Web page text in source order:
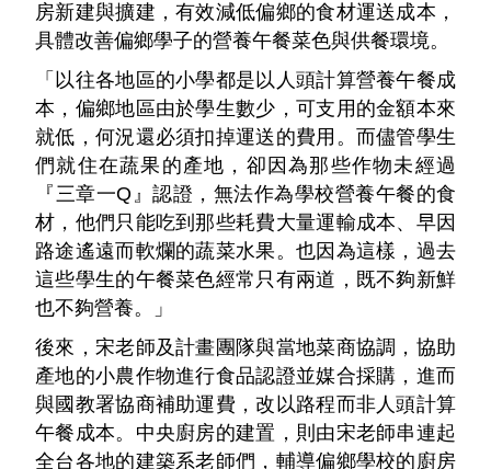
房新建與擴建，有效減低偏鄉的食材運送成本，
具體改善偏鄉學子的營養午餐菜色與供餐環境。
「以往各地區的小學都是以人頭計算營養午餐成
本，偏鄉地區由於學生數少，可支用的金額本來
就低，何況還必須扣掉運送的費用。而儘管學生
們就住在蔬果的產地，卻因為那些作物未經過
『三章一Q』認證，無法作為學校營養午餐的食
材，他們只能吃到那些耗費大量運輸成本、早因
路途遙遠而軟爛的蔬菜水果。也因為這樣，過去
這些學生的午餐菜色經常只有兩道，既不夠新鮮
也不夠營養。」
後來，宋老師及計畫團隊與當地菜商協調，協助
產地的小農作物進行食品認證並媒合採購，進而
與國教署協商補助運費，改以路程而非人頭計算
午餐成本。中央廚房的建置，則由宋老師串連起
全台各地的建築系老師們，輔導偏鄉學校的廚房